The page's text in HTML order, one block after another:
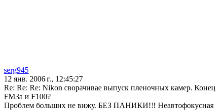
serg945
12 янв. 2006 г., 12:45:27
Re: Re: Re: Nikon сворачивае выпуск пленочных камер. Конец
FM3a и F100?
Проблем больших не вижу. БЕЗ ПАНИКИ!!! Неавтофокусная